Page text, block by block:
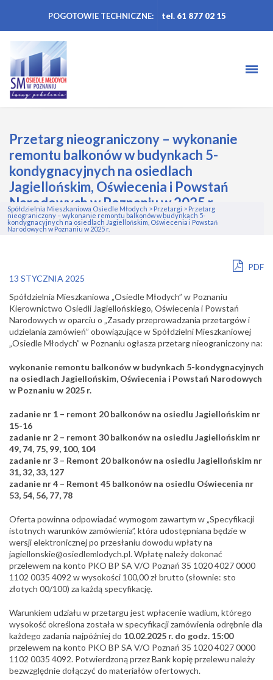
POGOTOWIE TECHNICZNE: tel. 61 877 02 15
Przetarg nieograniczony – wykonanie
remontu balkonów w budynkach 5-
kondygnacyjnych na osiedlach
Jagiellońskim, Oświecenia i Powstań
Narodowych w Poznaniu w 2025 r.
Spółdzielnia Mieszkaniowa Osiedle Młodych > Przetargi > Przetarg
nieograniczony – wykonanie remontu balkonów w budynkach 5-
kondygnacyjnych na osiedlach Jagiellońskim, Oświecenia i Powstań
Narodowych w Poznaniu w 2025 r.
PDF
13 STYCZNIA 2025
Spółdzielnia Mieszkaniowa „Osiedle Młodych” w Poznaniu
Kierownictwo Osiedli Jagiellońskiego, Oświecenia i Powstań
Narodowych w oparciu o „Zasady przeprowadzania przetargów i
udzielania zamówień” obowiązujące w Spółdzielni Mieszkaniowej
„Osiedle Młodych” w Poznaniu ogłasza przetarg nieograniczony na:
wykonanie remontu balkonów w budynkach 5-kondygnacyjnych
na osiedlach Jagiellońskim, Oświecenia i Powstań Narodowych
w Poznaniu w 2025 r.
zadanie nr 1 – remont 20 balkonów na osiedlu Jagiellońskim nr
15-16
zadanie nr 2 – remont 30 balkonów na osiedlu Jagiellońskim nr
49, 74, 75, 99, 100, 104
zadanie nr 3 – Remont 20 balkonów na osiedlu Jagiellońskim nr
31, 32, 33, 127
zadanie nr 4 – Remont 45 balkonów na osiedlu Oświecenia nr
53, 54, 56, 77, 78
Oferta powinna odpowiadać wymogom zawartym w „Specyfikacji
istotnych warunków zamówienia”, która udostępniana będzie w
wersji elektronicznej po przesłaniu dowodu wpłaty na
jagiellonskie@osiedlemlodych.pl. Wpłatę należy dokonać
przelewem na konto PKO BP SA V/O Poznań 35 1020 4027 0000
1102 0035 4092 w wysokości 100,00 zł brutto (słownie: sto
złotych 00/100) za każdą specyfikację.
Warunkiem udziału w przetargu jest wpłacenie wadium, którego
wysokość określona została w specyfikacji zamówienia odrębnie dla
każdego zadania najpóźniej do 10.02.2025 r. do godz. 15:00
przelewem na konto PKO BP SA V/O Poznań 35 1020 4027 0000
1102 0035 4092. Potwierdzoną przez Bank kopię przelewu należy
bezwzględnie dołączyć do materiałów ofertowych.